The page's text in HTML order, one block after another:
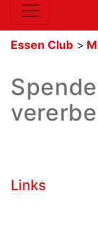
Essen Club >
Links